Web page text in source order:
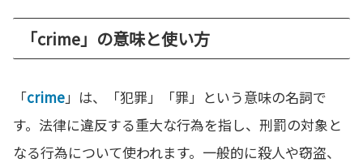
「crime」の意味と使い方
「crime」は、「犯罪」「罪」という意味の名詞で
す。法律に違反する重大な行為を指し、刑罰の対象と
なる行為について使われます。一般的に殺人や窃盗、